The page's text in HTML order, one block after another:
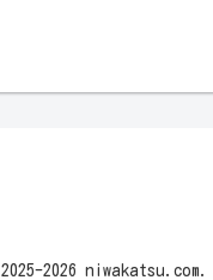
2026 niwakatsu.com.